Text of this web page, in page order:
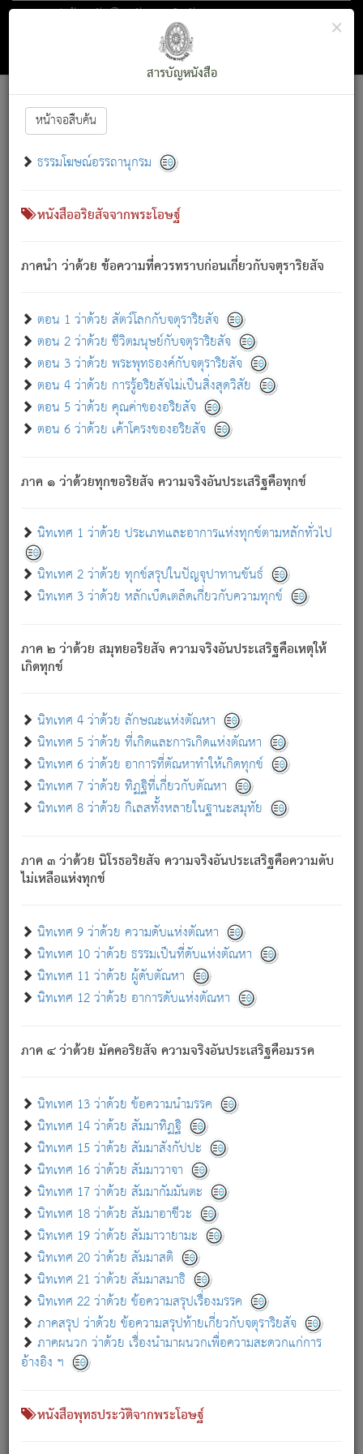
ตอน 1 ว่าด้วย สัตว์โลกกับจตุราริยสัจ
สารบัญ×
สารบัญหนังสือ
หน้าจอสืบค้น
ธรรมโฆษณ์อรรถานุกรม
หนังสืออริยสัจจากพระโอษฐ์
ภาคนำ ว่าด้วย ข้อความที่ควรทราบก่อนเกี่ยวกับจตุราริยสัจ
ตอน 1 ว่าด้วย สัตว์โลกกับจตุราริยสัจ
ตอน 2 ว่าด้วย ชีวิตมนุษย์กับจตุราริยสัจ
ตอน 3 ว่าด้วย พระพุทธองค์กับจตุราริยสัจ
ตอน 4 ว่าด้วย การรู้อริยสัจไม่เป็นสิ่งสุดวิสัย
ตอน 5 ว่าด้วย คุณค่าของอริยสัจ
ตอน 6 ว่าด้วย เค้าโครงของอริยสัจ
ภาค ๑ ว่าด้วยทุกขอริยสัจ ความจริงอันประเสริฐคือทุกข์
นิทเทศ 1 ว่าด้วย ประเภทและอาการแห่งทุกข์ตามหลักทั่วไป
นิทเทศ 2 ว่าด้วย ทุกข์สรุปในปัญจุปาทานขันธ์
นิทเทศ 3 ว่าด้วย หลักเบ็ดเตล็ดเกี่ยวกับความทุกข์
ภาค ๒ ว่าด้วย สมุทยอริยสัจ ความจริงอันประเสริฐคือเหตุให้
เกิดทุกข์
นิทเทศ 4 ว่าด้วย ลักษณะแห่งตัณหา
นิทเทศ 5 ว่าด้วย ที่เกิดและการเกิดแห่งตัณหา
นิทเทศ 6 ว่าด้วย อาการที่ตัณหาทำให้เกิดทุกข์
นิทเทศ 7 ว่าด้วย ทิฏฐิที่เกี่ยวกับตัณหา
นิทเทศ 8 ว่าด้วย กิเลสทั้งหลายในฐานะสมุทัย
ภาค ๓ ว่าด้วย นิโรธอริยสัจ ความจริงอันประเสริฐคือความดับ
ไม่เหลือแห่งทุกข์
นิทเทศ 9 ว่าด้วย ความดับแห่งตัณหา
นิทเทศ 10 ว่าด้วย ธรรมเป็นที่ดับแห่งตัณหา
นิทเทศ 11 ว่าด้วย ผู้ดับตัณหา
นิทเทศ 12 ว่าด้วย อาการดับแห่งตัณหา
ภาค ๔ ว่าด้วย มัคคอริยสัจ ความจริงอันประเสริฐคือมรรค
นิทเทศ 13 ว่าด้วย ข้อความนำมรรค
นิทเทศ 14 ว่าด้วย สัมมาทิฏฐิ
นิทเทศ 15 ว่าด้วย สัมมาสังกัปปะ
นิทเทศ 16 ว่าด้วย สัมมาวาจา
นิทเทศ 17 ว่าด้วย สัมมากัมมันตะ
นิทเทศ 18 ว่าด้วย สัมมาอาชีวะ
นิทเทศ 19 ว่าด้วย สัมมาวายามะ
นิทเทศ 20 ว่าด้วย สัมมาสติ
นิทเทศ 21 ว่าด้วย สัมมาสมาธิ
นิทเทศ 22 ว่าด้วย ข้อความสรุปเรื่องมรรค
ภาคสรุป ว่าด้วย ข้อความสรุปท้ายเกี่ยวกับจตุราริยสัจ
ภาคผนวก ว่าด้วย เรื่องนำมาผนวกเพื่อความสะดวกแก่การ
อ้างอิง ฯ
หนังสือพุทธประวัติจากพระโอษฐ์
Font :15 ]||
สัตว์โลกนี้ เกิดความเดือดร้อนแล้ว มีผัสสะบังหน้า
เขาสำคัญสิ่งใด โดยความเป็นประการใด แต่สิ่งนั้นย่อมเป็น
(ตามที่เป็นจริง) โดยประการอื่นจากที่เขาสำคัญนั้น
สัตว์โลกติดข้องอยู่ในภพ ถูกภพบังหน้าแล้ว มีภพโดยความ
เป็นอย่างอื่น (จากที่มันเป็นอยู่จริง) จึงได้เพลิดเพลินยิ่งนักในภพ
เขาเพลิดเพลินยิ่งนักในสิ่งใด สิ่งนั้นเป็นภัย (ที่เขาไม่รู้จัก)
เขากลัวต่อสิ่งใดสิ่งนั้นเป็นทุกข์
พรหมจรรย์นี้ อันบุคคลย่อมประพฤติ ก็เพื่อการละขาดซึ่ง
ภพ.
สมณะหรือพราหมณ์เหล่าใด กล่าวความหลุดพ้นจากภพว่า
มีได้เพราะภพ เรากล่าวว่า สมณะหรือพราหมณ์ทั้งปวงนั้น
มิใช่ผู้หลดพ้นจากภพ.
ภพ ว่ามีได้เพราะวิภพ[2]: เรากล่าวว่า สมณะหรือพราหมณ์ทั้ง
ปวงนั้น ก็ยังสลัดภพออกไปไม่ได้.
ก็ทุกข์นี้มีขึ้น เพราะอาศัยซึ่งอุปธิทั้งปวง.
เพราะความสิ้นไปแห่งอุปาทานทั้งปวง ความเกิดขึ้นแห่ง
ทุกข์จึงไม่มี.
ท่านจงดูโลกนี้เถิด (จะเห็นว่า) สัตว์ทั้งหลายอันอวิชาหนา
แน่นบังหนาแล้ว; และว่า สัตว์ผู้ยินดีในภพอันเป็นแล้วนั้น ย่อม
อันเป็นไปในที่หรือเวลาทั้งปวง[3]เพื่อความมีแห่งประโยชน์โดย
ประการทั้งปวง; ภพทั้งหลายทั้งหมดนั้น ไม่เที่ยง เป็นทุกข์ มี
ความแปรปรวนเป็นธรรมดา.
อย่างนี้อยู่; เขาย่อมละภวตัณหาได้ และไม่เพลิดเพลินวิภวตัณหา
ด้วย.
ความดับเพราะความสำรอกไม่เหลือ (แห่งภพทั้งหลาย)
เพราะความสิ้นไปแห่งตัณหาโดยประการทั้งปวง นั้นคือ
นิพพาน.
ภพใหม่ย่อมไม่มีแก่ภิกษุนั้น ผู้ดับเย็นสนิทแล้ว เพราะไม่มี
ภิกษุนั้น เป็นผู้ครอบงำมารได้แล้ว ชนะสงครามแล้ว ก้าวล่วง
ภพทั้งหลายทั้งปวงได้แล้ว เป็นผู้คงที่ (คือไม่เปลี่ยนแปลงอีกต่อ
- อุ.ขุ. ๒๕/๑๒๑/๘๔.
(ข้อความนี้ เป็นพระพุทธอุทานที่ทรงเปล่งออก ที่โคนต้นโพธิ์
เป็นที่ตรัสรู้ เมื่อตรัสรู้แล้วได้ 7 วัน)
เกี่ยวกับธรรมโฆษณ์ออนไลน์ (Disclaimer)
แม้ระบบ "ธรรมโฆษณ์ออนไลน์" พยายามปรับปรุงข้อมูลให้ถูกต้องมากที่สุด
ผู้ศึกษาก็พึงตรวจสอบกับตัวเล่มหนังสือต้นฉบับ ที่มีการพิมพ์ครั้งล่าสุด
ก่อนนำข้อมูลไปใช้ในการอ้างอิง"
เกี่ยวกับอัตถจารี|เกี่ยวกับการพัฒนา|แจ้งข้อผิดพลาด / แนะนำ
หนังสือที่เกี่ยวข้อง